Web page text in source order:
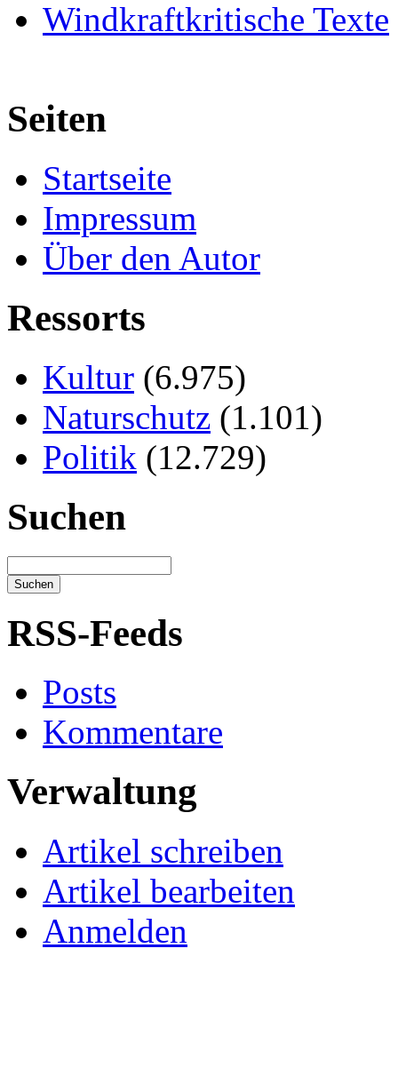
Windkraftkritische Texte
Seiten
Startseite
Impressum
Über den Autor
Ressorts
Kultur (6.975)
Naturschutz (1.101)
Politik (12.729)
Suchen
RSS-Feeds
Posts
Kommentare
Verwaltung
Artikel schreiben
Artikel bearbeiten
Anmelden